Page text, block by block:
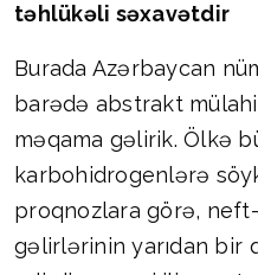
təhlükəli səxavətdir
Burada Azərbaycan
barədə abstrakt
məqama gəlirik. Ölkə
karbohidrogenlərə
proqnozlara görə,
gəlirlərinin yarıdan bir